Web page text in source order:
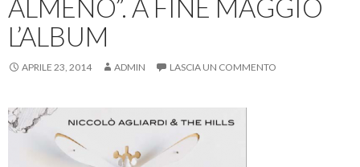
ALMENO”. A FINE MAGGIO
L’ALBUM
APRILE 23, 2014 ADMIN LASCIA UN COMMENTO